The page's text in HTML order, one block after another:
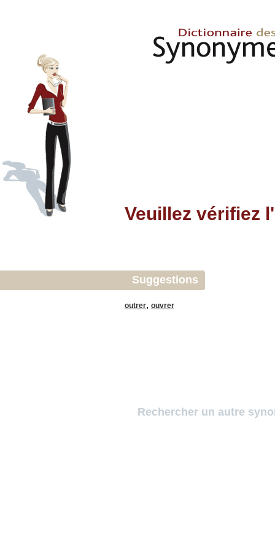
Veuillez vérifiez
Suggestions
outrer, ouvrer
Rechercher un autre